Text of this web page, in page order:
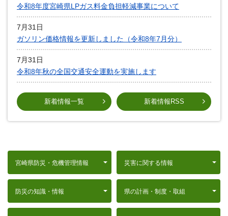
令和8年度宮崎県LPガス料金負担軽減事業について
7月31日
ガソリン価格情報を更新しました（令和8年7月分）
7月31日
令和8年秋の全国交通安全運動を実施します
新着情報一覧 新着情報RSS
宮崎県防災・危機管理情報 災害に関する情報
防災の知識・情報 県の計画・制度・取組